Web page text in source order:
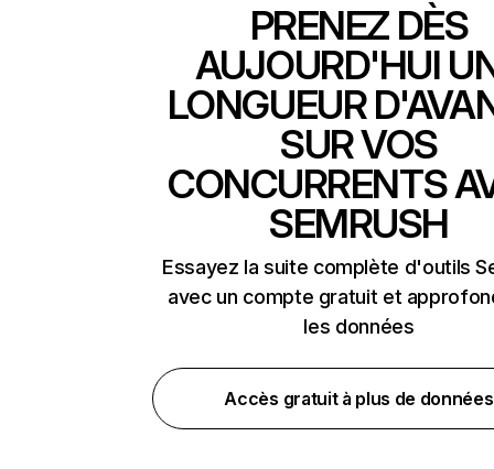
PRENEZ DÈS
AUJOURD'HUI
LONGUEUR
SUR VOS
CONCURRENTS
SEMRUSH
Essayez la suite complète d'outils
avec un compte gratuit et
les données
Accès gratuit à plus de données